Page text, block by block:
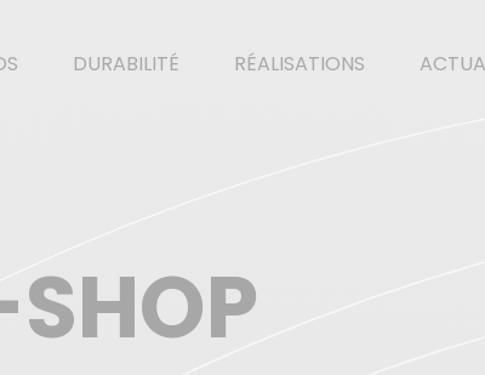
DURABILITÉ RÉALISATIONS